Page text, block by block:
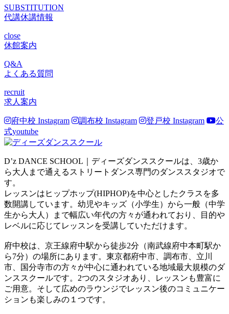
SUBSTITUTION
代講休講情報
close
休館案内
Q&A
よくある質問
recruit
求人案内
府中校 Instagram 調布校 Instagram 登戸校 Instagram
公
式youtube
D’z DANCE SCHOOL｜ディーズダンススクールは、3歳か
ら大人まで通えるストリートダンス専門のダンススタジオで
す。
レッスンはヒップホップ(HIPHOP)を中心としたクラスを多
数開講しています。幼児やキッズ（小学生）から一般（中学
生から大人）まで幅広い年代の方々が通われており、目的や
レベルに応じてレッスンを受講していただけます。
府中校は、京王線府中駅から徒歩2分（南武線府中本町駅か
ら7分）の場所にあります。東京都府中市、調布市、立川
市、国分寺市の方々が中心に通われている地域最大規模のダ
ンススクールです。2つのスタジオあり、レッスンも豊富に
ご用意。そして広めのラウンジでレッスン後のコミュニケー
ションも楽しみの１つです。